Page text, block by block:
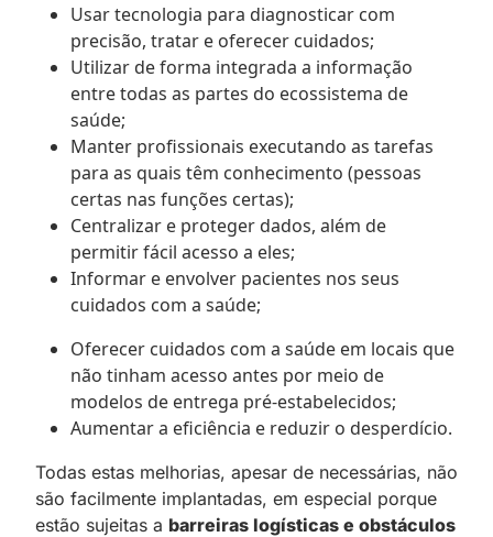
Usar tecnologia para diagnosticar com
precisão, tratar e oferecer cuidados;
Utilizar de forma integrada a informação
entre todas as partes do ecossistema de
saúde;
Manter profissionais executando as tarefas
para as quais têm conhecimento (pessoas
certas nas funções certas);
Centralizar e proteger dados, além de
permitir fácil acesso a eles;
Informar e envolver pacientes nos seus
cuidados com a saúde;
Oferecer cuidados com a saúde em locais que
não tinham acesso antes por meio de
modelos de entrega pré-estabelecidos;
Aumentar a eficiência e reduzir o desperdício.
Todas estas melhorias, apesar de necessárias, não
são facilmente implantadas, em especial porque
estão sujeitas a barreiras logísticas e obstáculos